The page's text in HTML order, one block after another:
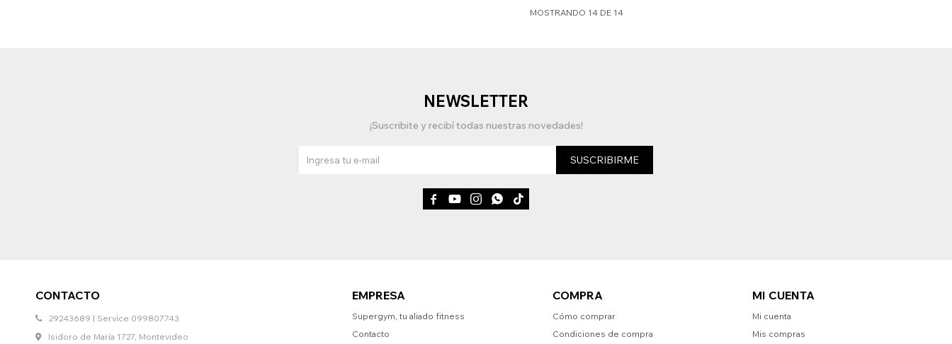
MOSTRANDO 14 DE 14
CONTACTO
29243689 | Service 099807743
Isidoro de María 1727, Montevideo
EMPRESA
Supergym, tu aliado fitness
Contacto
COMPRA
Cómo comprar
Condiciones de compra
MI CUENTA
Mi cuenta
Mis compras
NEWSLETTER
¡Suscribite y recibí todas nuestras novedades!
SUSCRIBIRME
    